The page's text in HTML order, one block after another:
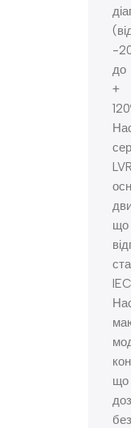
-
до
+
що
що